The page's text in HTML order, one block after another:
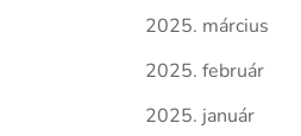
2025. március
2025. február
2025. január